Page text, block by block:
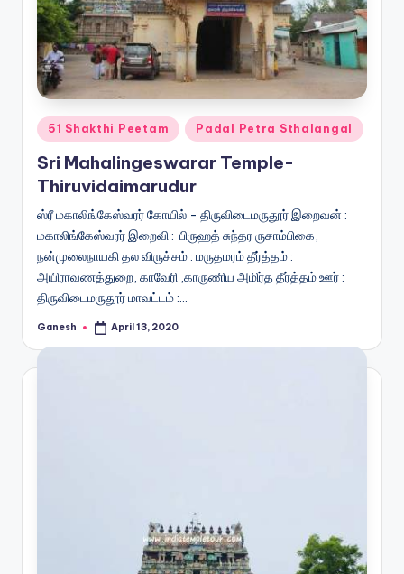
Posted
in
51 Shakthi Peetam Padal Petra Sthalangal
Sri Mahalingeswarar Temple-
Thiruvidaimarudur
ஸ்ரீ மகாலிங்கேஸ்வரர் கோயில் - திருவிடைமருதூர் இறைவன் :
மகாலிங்கேஸ்வரர் இறைவி : பிருஹத் சுந்தர ருசாம்பிகை,
நன்முலைநாயகி தல விருச்சம் : மருதமரம் தீர்த்தம் :
அயிராவணத்துறை, காவேரி ,காருணிய அமிர்த தீர்த்தம் ஊர் :
திருவிடைமருதூர் மாவட்டம் :…
Posted
Ganesh April 13, 2020